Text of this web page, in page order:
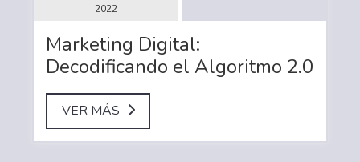
2022
Marketing Digital:
Decodificando el Algoritmo 2.0
VER MÁS